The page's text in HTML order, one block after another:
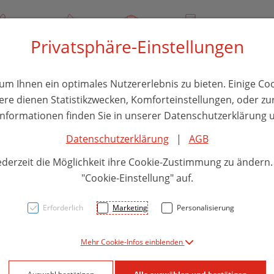
Über uns Rezept-Anfrage Service
500ml
Privatsphäre-Einstellungen
Ihnen ein optimales Nutzererlebnis zu bieten. Einige
dienen Statistikzwecken, Komforteinstellungen, oder
finden Sie in unserer Datenschutzerklärung
Datenschutzerklärung| AGB
die Möglichkeit ihre Cookie-Zustimmung zu
"Cookie-Einstellung" auf.
Erforderlich Marketing Personalisierung
Mehr Cookie-Infos einblenden